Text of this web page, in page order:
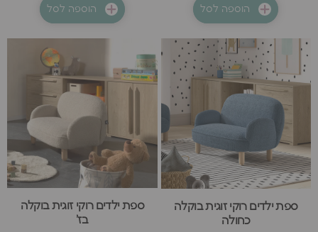
הוספה לסל הוספה לסל
ספת ילדים רוקי זוגית בוקלה
כחולה
ספת ילדים רוקי זוגית בוקלה
בז'